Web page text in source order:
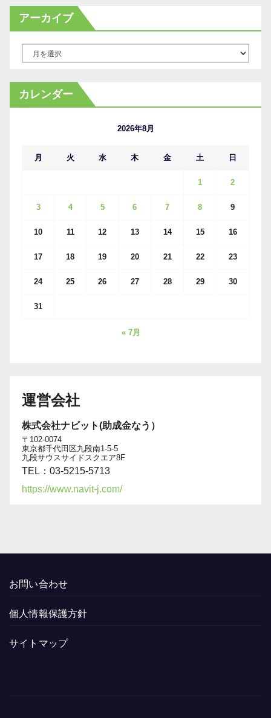
アーカイブ
カ
イ
カレンダー
2026年8月
月 火 水 木 金 土 日
1 2
3 4 5 6 7 8 9
10 11 12 13 14 15 16
17 18 19 20 21 22 23
24 25 26 27 28 29 30
31
« 7月
運営会社
株式会社ナビット(助成金なう）
〒102-0074
東京都千代田区九段南1-5-5
九段サウスサイドスクエア8F
TEL：03-5215-5713
https://www.navit-j.com/
お問い合わせ
個人情報保護方針
サイトマップ